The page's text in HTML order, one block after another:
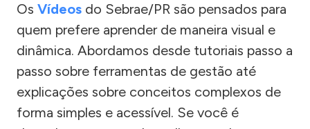
Os Vídeos do Sebrae/PR são pensados para
quem prefere aprender de maneira visual e
dinâmica. Abordamos desde tutoriais passo a
passo sobre ferramentas de gestão até
explicações sobre conceitos complexos de
forma simples e acessível. Se você é